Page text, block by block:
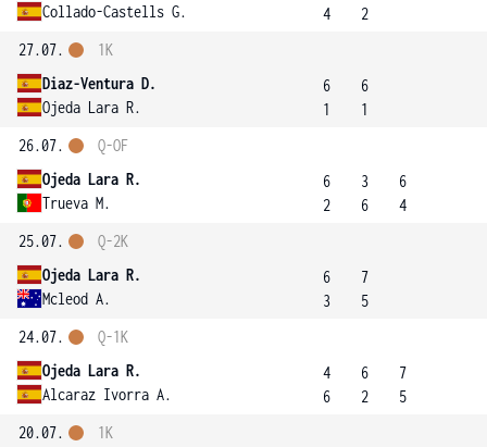
Collado-Castells G.
4
2
27.07.
Diaz-Ventura D.
Ojeda Lara R.
1K
6
1
6
1
26.07.
Ojeda Lara R.
Trueva M.
Q-OF
6
2
3
6
6
4
25.07.
Ojeda Lara R.
Mcleod A.
Q-2K
6
3
7
5
24.07.
Ojeda Lara R.
Alcaraz Ivorra A.
Q-1K
4
6
6
2
7
5
20.07.
1K